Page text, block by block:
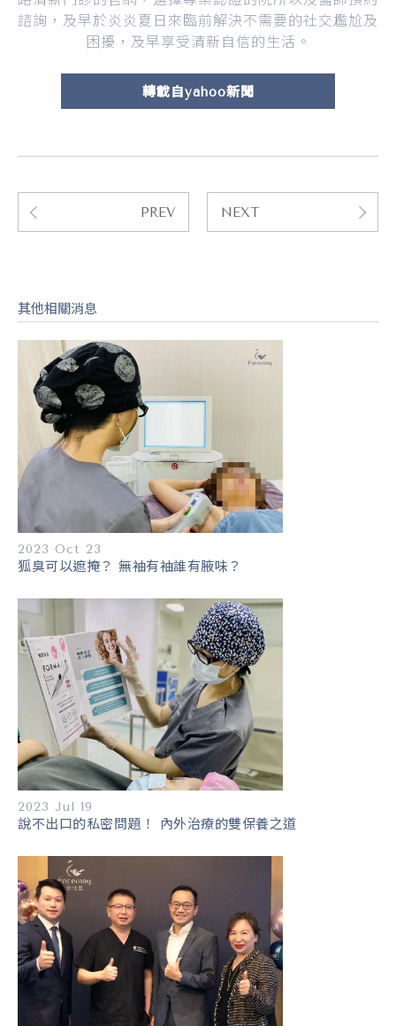
諮詢，及早於炎炎夏日來臨前解決不需要的社交尷尬及
困擾，及早享受清新自信的生活。
轉載自yahoo新聞
PREV NEXT
其他相關消息
2023 Oct 23
狐臭可以遮掩？ 無袖有袖誰有腋味？
2023 Jul 19
說不出口的私密問題！ 內外治療的雙保養之道